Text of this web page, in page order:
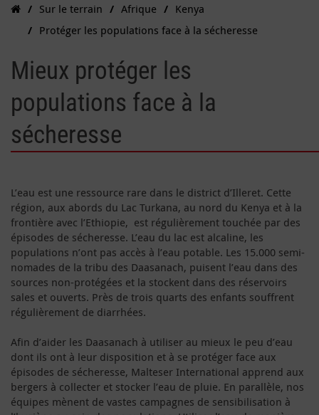
Sur le terrain Afrique
Kenya
Protéger les populations face à la sécheresse
Mieux protéger les
populations face à la
sécheresse
L’eau est une ressource rare dans le district d’Illeret. Cette
région, aux abords du Lac Turkana, au nord du Kenya et à la
frontière avec l’Ethiopie, est régulièrement touchée par des
épisodes de sécheresse. L’eau du lac est alcaline, les
populations n’ont pas accès à l’eau potable. Les 15.000 semi-
nomades de la tribu des Daasanach, puisent l’eau dans des
sources non-protégées et la stockent dans des réservoirs
sales et ouverts. Près de trois quarts des enfants souffrent
régulièrement de diarrhées.
Afin d’aider les Daasanach à utiliser au mieux le peu d’eau
dont ils ont à leur disposition et à se protéger face aux
épisodes de sécheresse, Malteser International apprend aux
bergers à collecter et stocker l’eau de pluie. En parallèle, nos
équipes mènent de vastes campagnes de sensibilisation à